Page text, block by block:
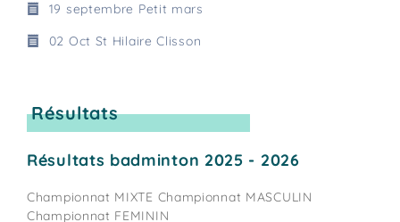
19 septembre Petit mars
02 Oct St Hilaire Clisson
Résultats
Résultats badminton 2025 - 2026
Championnat MIXTE Championnat MASCULIN
Championnat FEMININ